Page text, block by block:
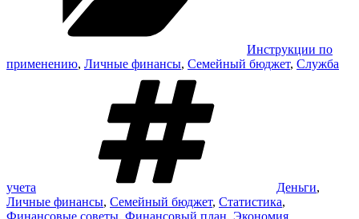
Инструкции по
применению, Личные финансы, Семейный бюджет, Служба
учета Деньги,
Личные финансы, Семейный бюджет, Статистика,
Финансовые советы, Финансовый план, Экономия